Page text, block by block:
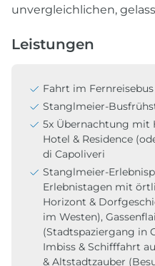
unvergleichlichen,
Leistungen
Fahrt im Fernreisebus
Stanglmeier-
5x Übernachtung mit
Hotel & Residence
di Capoliveri
Stanglmeier-
Erlebnistagen mit
Horizont &
im Westen),
(Stadtspaziergang in
Imbiss & Schifffahrt
& Altstadtzauber